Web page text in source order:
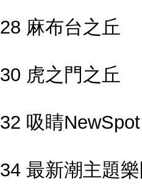
28 麻布台之丘
30 虎之門之丘
32 吸睛NewSpot
34 最新潮主題